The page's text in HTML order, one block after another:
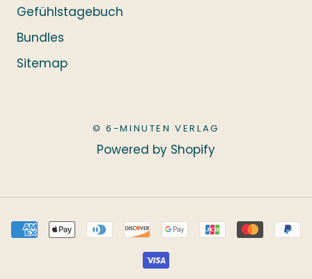
Gefühlstagebuch
Bundles
Sitemap
© 6-MINUTEN VERLAG
Powered by Shopify